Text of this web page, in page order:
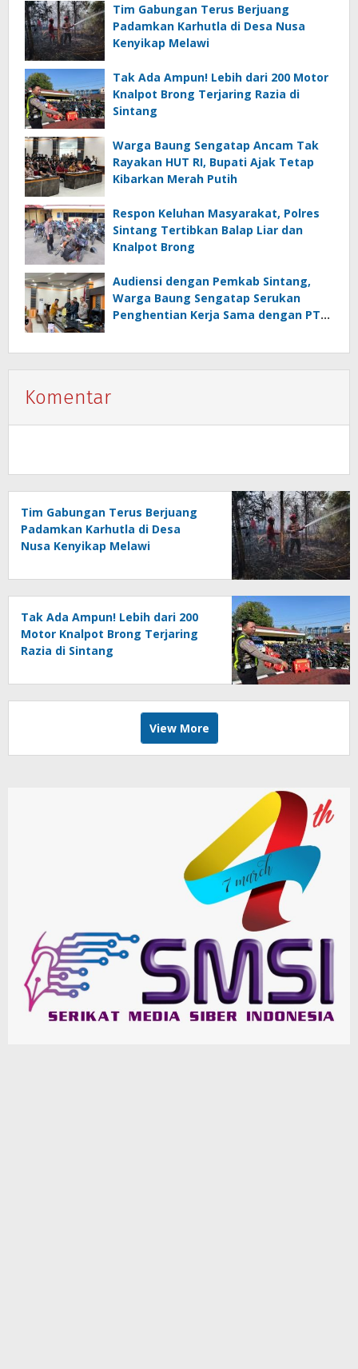
Tim Gabungan Terus Berjuang
Padamkan Karhutla di Desa Nusa
Kenyikap Melawi
Tak Ada Ampun! Lebih dari 200 Motor
Knalpot Brong Terjaring Razia di
Sintang
Warga Baung Sengatap Ancam Tak
Rayakan HUT RI, Bupati Ajak Tetap
Kibarkan Merah Putih
Respon Keluhan Masyarakat, Polres
Sintang Tertibkan Balap Liar dan
Knalpot Brong
Audiensi dengan Pemkab Sintang,
Warga Baung Sengatap Serukan
Penghentian Kerja Sama dengan PT
Komentar
Tim Gabungan Terus Berjuang
Padamkan Karhutla di Desa
Nusa Kenyikap Melawi
Tak Ada Ampun! Lebih dari 200
Motor Knalpot Brong Terjaring
Razia di Sintang
View More